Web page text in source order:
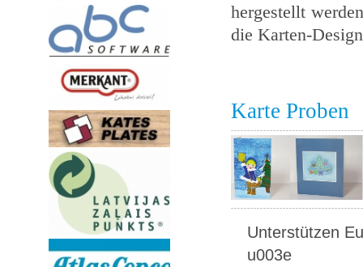
hergestellt
die Karten-
Karte Proben
Unterstützen
u003e